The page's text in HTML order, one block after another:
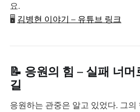
요.
🖥️ 김병현 이야기 – 유튜브 링크
📝 응원의 힘 – 실패 너
길
응원하는 관중은 알고 있었다. 그